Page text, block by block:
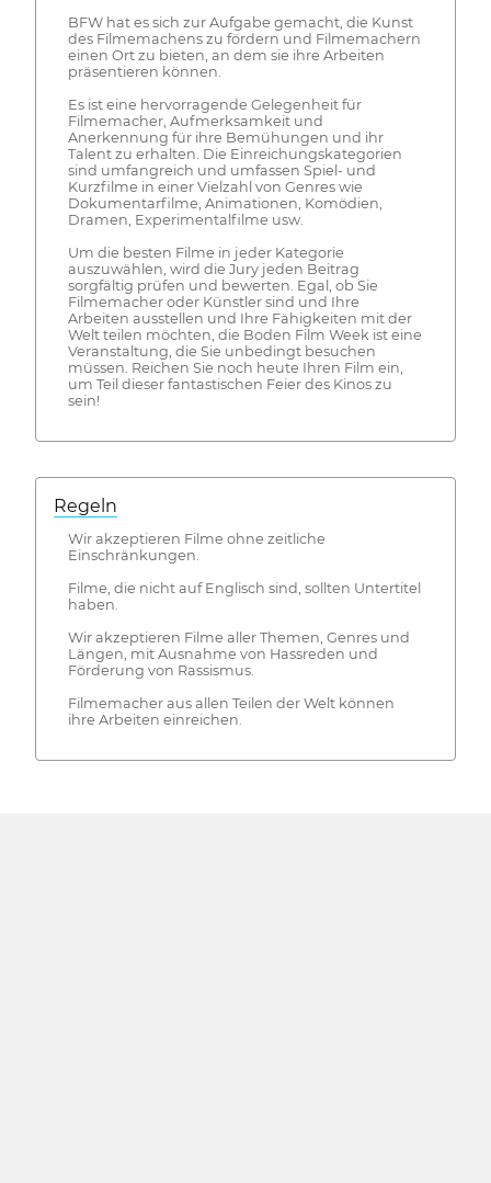
BFW hat es sich zur Aufgabe gemacht, die Kunst
des Filmemachens zu fördern und Filmemachern
einen Ort zu bieten, an dem sie ihre Arbeiten
präsentieren können.
Es ist eine hervorragende Gelegenheit für
Filmemacher, Aufmerksamkeit und
Anerkennung für ihre Bemühungen und ihr
Talent zu erhalten. Die Einreichungskategorien
sind umfangreich und umfassen Spiel- und
Kurzfilme in einer Vielzahl von Genres wie
Dokumentarfilme, Animationen, Komödien,
Dramen, Experimentalfilme usw.
Um die besten Filme in jeder Kategorie
auszuwählen, wird die Jury jeden Beitrag
sorgfältig prüfen und bewerten. Egal, ob Sie
Filmemacher oder Künstler sind und Ihre
Arbeiten ausstellen und Ihre Fähigkeiten mit der
Welt teilen möchten, die Boden Film Week ist eine
Veranstaltung, die Sie unbedingt besuchen
müssen. Reichen Sie noch heute Ihren Film ein,
um Teil dieser fantastischen Feier des Kinos zu
sein!
Regeln
Wir akzeptieren Filme ohne zeitliche
Einschränkungen.
Filme, die nicht auf Englisch sind, sollten Untertitel
haben.
Wir akzeptieren Filme aller Themen, Genres und
Längen, mit Ausnahme von Hassreden und
Förderung von Rassismus.
Filmemacher aus allen Teilen der Welt können
ihre Arbeiten einreichen.